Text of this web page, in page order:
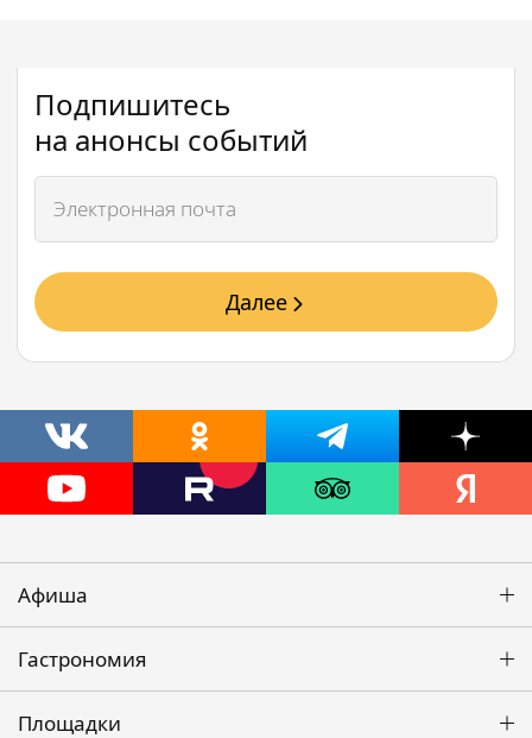
Подпишитесь
на анонсы событий
Далее
Афиша
Гастрономия
Площадки